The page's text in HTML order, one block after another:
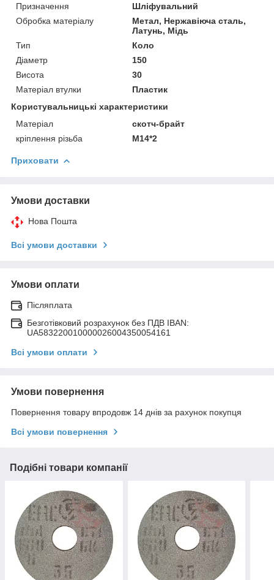
Призначення
Шліфувальний
Обробка матеріалу
Метал, Нержавіюча сталь,
Латунь, Мідь
Тип
Коло
Діаметр
150
Висота
30
Матеріал втулки
Пластик
Користувальницькі характеристики
Матеріал
скотч-брайт
кріплення різьба
М14*2
Приховати
Умови доставки
Нова Пошта
Всі умови доставки
Умови оплати
Післяплата
Безготівковий розрахунок без ПДВ IBAN:
UA583220010000026004350054161
Всі умови оплати
Умови повернення
Повернення товару впродовж 14 днів за рахунок покупця
Всі умови повернення
Подібні товари компанії